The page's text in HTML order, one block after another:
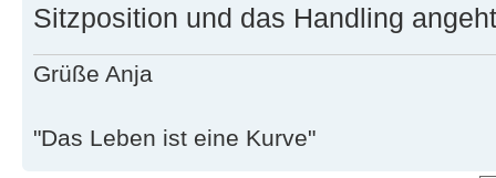
Sitzposition und das Handling
Grüße Anja
"Das Leben ist eine Kurve"